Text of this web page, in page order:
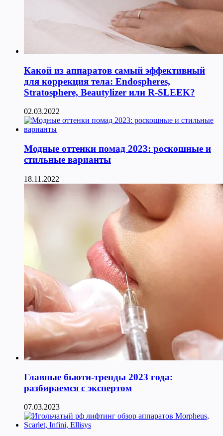
Какой из аппаратов самый эффективный
для коррекция тела: Endospheres,
Stratosphere, Beautylizer или R-SLEEK?
02.03.2022
Модные оттенки помад 2023: роскошные и
стильные варианты
18.11.2022
Главные бьюти-тренды 2023 года:
разбираемся с экспертом
07.03.2023